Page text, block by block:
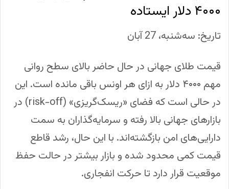
۴۰۰۰ دلار ایستاده
تاریخ: سه‌شنبه، 27 آبان
قیمت طلای جهانی در حال حاضر بالای سطح روانی
مهم ۴۰۰۰ دلار به ازای هر اونس باقی مانده است. این
در حالی است که فضای «ریسک‌گریزی» (risk-off) در
بازارهای جهانی بالا رفته و سرمایه‌گذاران به سمت
دارایی‌های امن بازگشته‌اند. با این حال، رشد قاطع
قیمت کمی محدود شده و بازار بیشتر در حالت حفظ
موقعیت قرار دارد تا حرکت انفجاری.